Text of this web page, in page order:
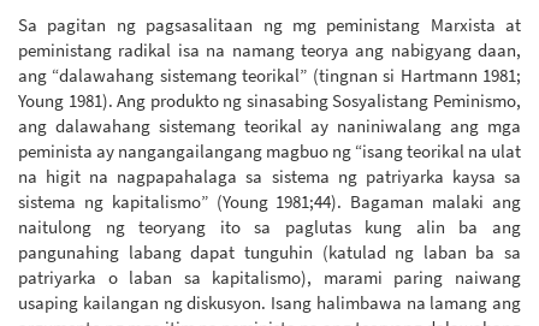
Sa pagitan ng pagsasalitaan ng mg peministang Marxista at
peministang radikal isa na namang teorya ang nabigyang daan,
ang “dalawahang sistemang teorikal” (tingnan si Hartmann 1981;
Young 1981). Ang produkto ng sinasabing Sosyalistang Peminismo,
ang dalawahang sistemang teorikal ay naniniwalang ang mga
peminista ay nangangailangang magbuo ng “isang teorikal na ulat
na higit na nagpapahalaga sa sistema ng patriyarka kaysa sa
sistema ng kapitalismo” (Young 1981;44). Bagaman malaki ang
naitulong ng teoryang ito sa paglutas kung alin ba ang
pangunahing labang dapat tunguhin (katulad ng laban ba sa
patriyarka o laban sa kapitalismo), marami paring naiwang
usaping kailangan ng diskusyon. Isang halimbawa na lamang ang